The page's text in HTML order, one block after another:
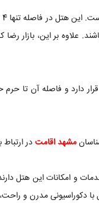
مشهد اقامتدر ارتباط
و امکانات این هتل
دکوراسیونی مدرن و